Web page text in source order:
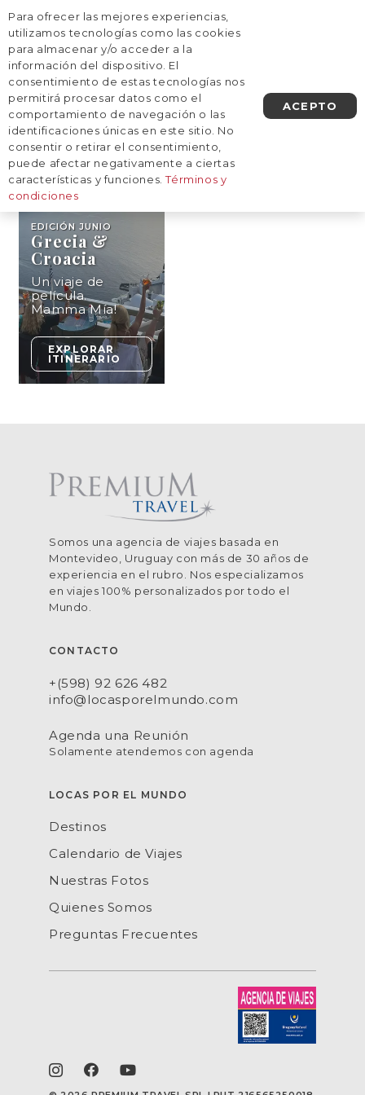
AGENDA UNA LLAMADA
Inicio / Destinos / Europa / Croacia
Croacia
16NOCHES
EDICIÓN JUNIO
Grecia &
Croacia
Un viaje de
película.
Mamma Mía!
EXPLORAR
ITINERARIO
Somos una agencia de viajes basada en
Montevideo, Uruguay con más de 30 años de
experiencia en el rubro. Nos especializamos
en viajes 100% personalizados por todo el
Mundo.
CONTACTO
+(598) 92 626 482
info@locasporelmundo.com
Agenda una Reunión
Solamente atendemos con agenda
LOCAS POR EL MUNDO
Destinos
Calendario de Viajes
Nuestras Fotos
Quienes Somos
Preguntas Frecuentes
Para ofrecer las mejores experiencias,
utilizamos tecnologías como las cookies
para almacenar y/o acceder a la
información del dispositivo. El
consentimiento de estas tecnologías nos
permitirá procesar datos como el
comportamiento de navegación o las
identificaciones únicas en este sitio. No
consentir o retirar el consentimiento,
puede afectar negativamente a ciertas
características y funciones.Términos y
condiciones
ACEPTO